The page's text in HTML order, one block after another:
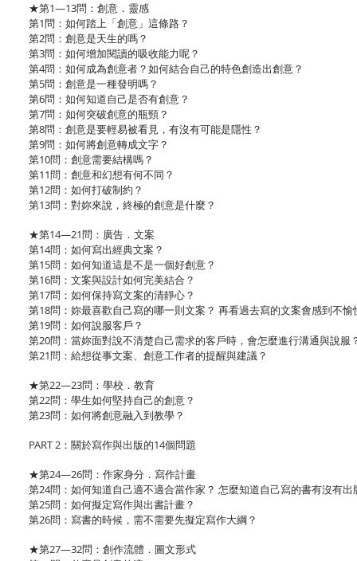
★第1—13問：創意．靈感
第1問：如何踏上「創意」這條路？
第2問：創意是天生的嗎？
第3問：如何增加閱讀的吸收能力呢？
第4問：如何成為創意者？如何結合自己的特色創造出創意？
第5問：創意是一種發明嗎？
第6問：如何知道自己是否有創意？
第7問：如何突破創意的瓶頸？
第8問：創意是要輕易被看見，有沒有可能是隱性？
第9問：如何將創意轉成文字？
第10問：創意需要結構嗎？
第11問：創意和幻想有何不同？
第12問：如何打破制約？
第13問：對妳來說，終極的創意是什麼？
★第14—21問：廣告．文案
第14問：如何寫出經典文案？
第15問：如何知道這是不是一個好創意？
第16問：文案與設計如何完美結合？
第17問：如何保持寫文案的清靜心？
第18問：妳最喜歡自己寫的哪一則文案？ 再看過去寫的文案會感到不愉
第19問：如何說服客戶？
第20問：當妳面對說不清楚自己需求的客戶時，會怎麼進行溝通與說服
第21問：給想從事文案、創意工作者的提醒與建議？
★第22—23問：學校．教育
第22問：學生如何堅持自己的創意？
第23問：如何將創意融入到教學？
PART 2：關於寫作與出版的14個問題
★第24—26問：作家身分．寫作計畫
第24問：如何知道自己適不適合當作家？ 怎麼知道自己寫的書有沒有出
第25問：如何擬定寫作與出書計畫？
第26問：寫書的時候，需不需要先擬定寫作大綱？
★第27—32問：創作流體．圖文形式